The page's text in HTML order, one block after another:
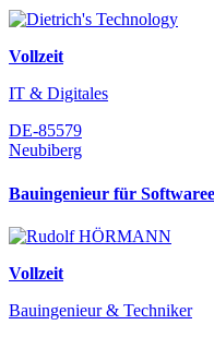
Vollzeit
IT & Digitales
DE-85579
Neubiberg
Bauingenieur für
Vollzeit
Bauingenieur & Techniker